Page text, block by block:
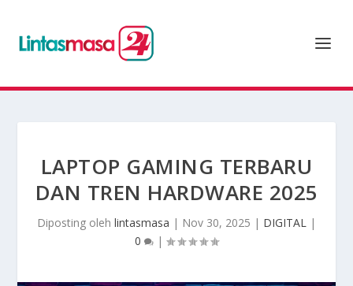
LAPTOP GAMING TERBARU
DAN TREN HARDWARE 2025
Diposting oleh lintasmasa | Nov 30, 2025 | DIGITAL |
0
|